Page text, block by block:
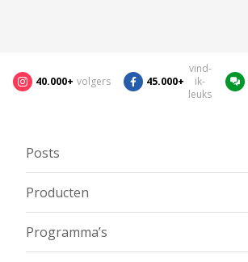
40.000+ volgers 45.000+
vind-
ik-
leuks
Posts
Producten
Programma’s